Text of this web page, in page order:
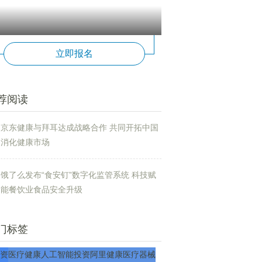
立即报名
阅读
京东健康与拜耳达成战略合作 共同开拓中国
消化健康市场
饿了么发布“食安钉”数字化监管系统 科技赋
能餐饮业食品安全升级
标签
医疗健康人工智能投资阿里健康医疗器械